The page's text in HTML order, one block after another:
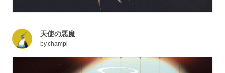
天使の悪魔
bychampi